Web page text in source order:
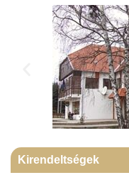
Kirendeltségek